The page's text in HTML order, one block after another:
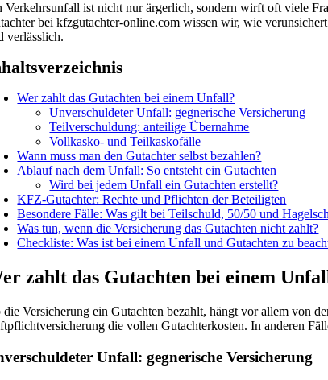
Verkehrsunfall ist nicht nur ärgerlich, sondern wirft oft viele
bei kfzgutachter-online.com wissen wir, wie
verlässlich.
Wer zahlt das Gutachten bei einem Unfall?
Unverschuldeter Unfall: gegnerische Versicherung
Teilverschuldung: anteilige Übernahme
Vollkasko- und Teilkaskofälle
Wann muss man den Gutachter selbst bezahlen?
Ablauf nach dem Unfall: So entsteht ein Gutachten
Wird bei jedem Unfall ein Gutachten erstellt?
KFZ-Gutachter: Rechte und Pflichten der Beteiligten
Besondere Fälle: Was gilt bei Teilschuld, 50/50 und
Was tun, wenn die Versicherung das Gutachten nicht zahlt?
Checkliste: Was ist bei einem Unfall und Gutachten zu
zahlt das Gutachten bei einem
die Versicherung ein Gutachten bezahlt, hängt vor allem von
die vollen Gutachterkosten. In anderen
Unfall: gegnerische Versicherung